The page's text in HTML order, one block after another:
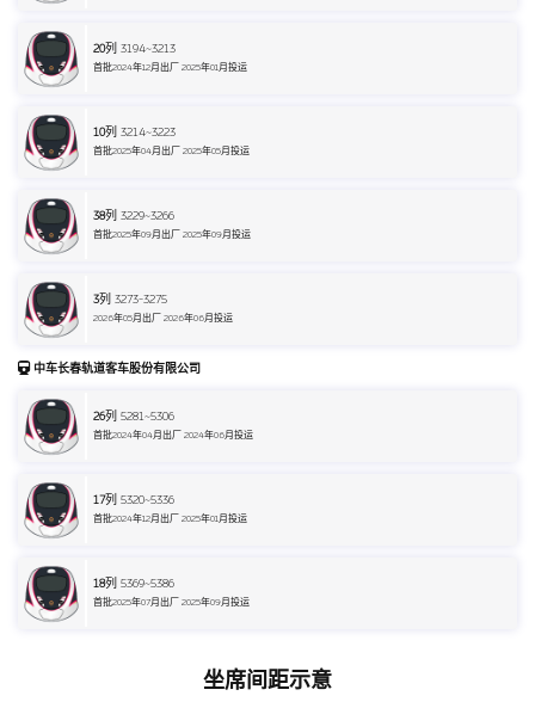
20列 3194~3213
首批2024年12月出厂 2025年01月投运
10列 3214~3223
首批2025年04月出厂 2025年05月投运
38列 3229~3266
首批2025年09月出厂 2025年09月投运
3列 3273-3275
2026年05月出厂 2026年06月投运
中车长春轨道客车股份有限公司
26列 5281~5306
首批2024年04月出厂 2024年06月投运
17列 5320~5336
首批2024年12月出厂 2025年01月投运
18列 5369~5386
首批2025年07月出厂 2025年09月投运
坐席间距示意